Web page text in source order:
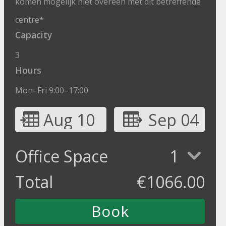
centre*
Capacity
3
Hours
Mon–Fri 9:00–17:00
Aug 10
Sep 04
Office Space
1
Total
€1066.00